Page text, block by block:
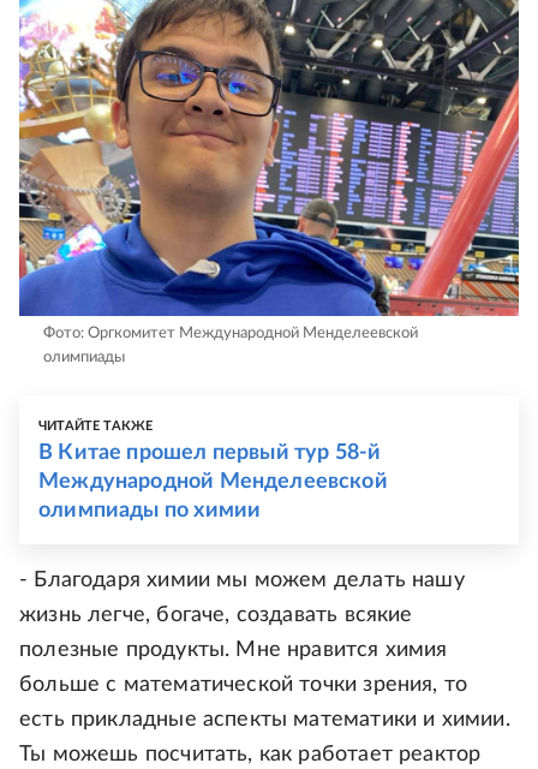
Фото: Оргкомитет Международной Менделеевской
олимпиады
ЧИТАЙТЕ ТАКЖЕ
В Китае прошел первый тур 58-й
Международной Менделеевской
олимпиады по химии
- Благодаря химии мы можем делать нашу
жизнь легче, богаче, создавать всякие
полезные продукты. Мне нравится химия
больше с математической точки зрения, то
есть прикладные аспекты математики и химии.
Ты можешь посчитать, как работает реактор